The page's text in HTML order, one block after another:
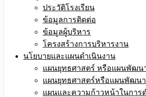
ประวัติโรงเรียน
ข้อมูลการติดต่อ
ข้อมูลผู้บริหาร
โครงสร้างการบริหารงาน
นโยบายและแผนดำเนินงาน
แผนยุทธศาสตร์ หรือแผนพัฒน
แผนยุทธศาสตร์หรือแผนพัฒนา
แผนและความก้าวหน้าในการ